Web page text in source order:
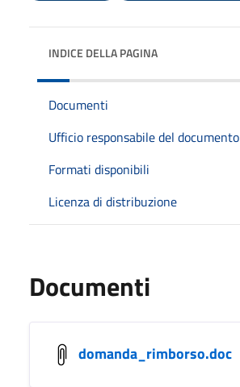
INDICE DELLA PAGINA
Documenti
Ufficio responsabile del documento
Formati disponibili
Licenza di distribuzione
Documenti
domanda_rimborso.doc